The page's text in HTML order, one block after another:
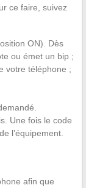
ce faire, suivez
ON). Dès
ou émet un bip ;
votre téléphone ;
Une fois le code
l’équipement.
afin que